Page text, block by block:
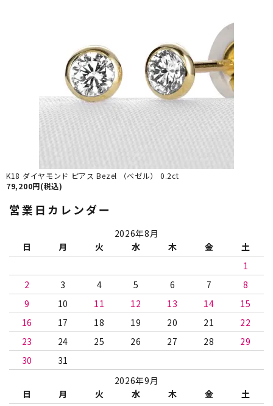
K18 ダイヤモンド ピアス Bezel （ベゼル） 0.2ct
79,200円(税込)
営業日カレンダー
2026年8月
日
月 火 水 木 金
土
1
2
3 4 5 6 7
8
9
10 11 12 13 14
15
16
17 18 19 20 21
22
23
24 25 26 27 28
29
30
31
2026年9月
日
月 火 水 木 金
土